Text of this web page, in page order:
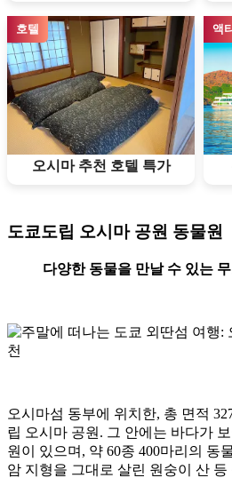
호텔
오시마 추천 호텔 특가
액
도쿄도립 오시마 공원 동물원
다양한 동물을 만날 수 있는
오시마섬 동부에 위치한, 총 면적
립 오시마 공원. 그 안에는 바다가
원이 있으며, 약 60종 400마리의 동
암 지형을 그대로 살린 원숭이 산